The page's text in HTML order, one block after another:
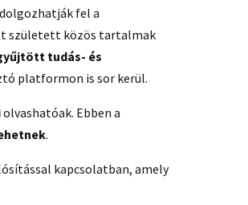
fel a
született közös tartalmak
tudás- és
platformon is sor kerül.
olvashatóak. Ebben a
.
kapcsolatban, amely